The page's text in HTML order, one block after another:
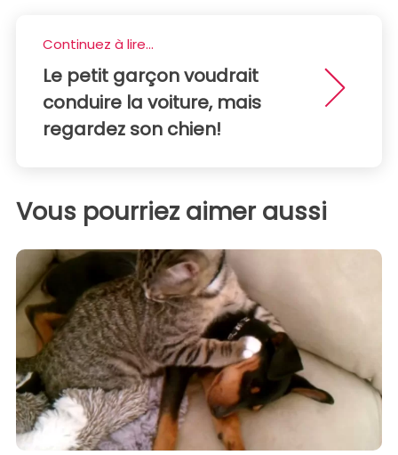
Continuez à lire...
Le petit garçon voudrait
conduire la voiture, mais
regardez son chien!
Vous pourriez aimer aussi